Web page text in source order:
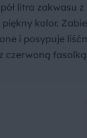
litra zakwasu
kolor.
i posypuje
czerwoną